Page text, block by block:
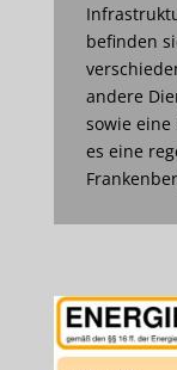
befinden
andere
sowie
es eine